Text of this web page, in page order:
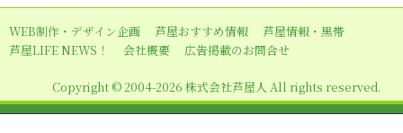
シ
ョ
WEB制作・デザイン企画 芦屋おすすめ情報
芦屋情報・黒帯
芦屋LIFE NEWS！
会社概要 広告掲載のお問合せ
Copyright © 2004-2026 株式会社芦屋人 All rights reserved.